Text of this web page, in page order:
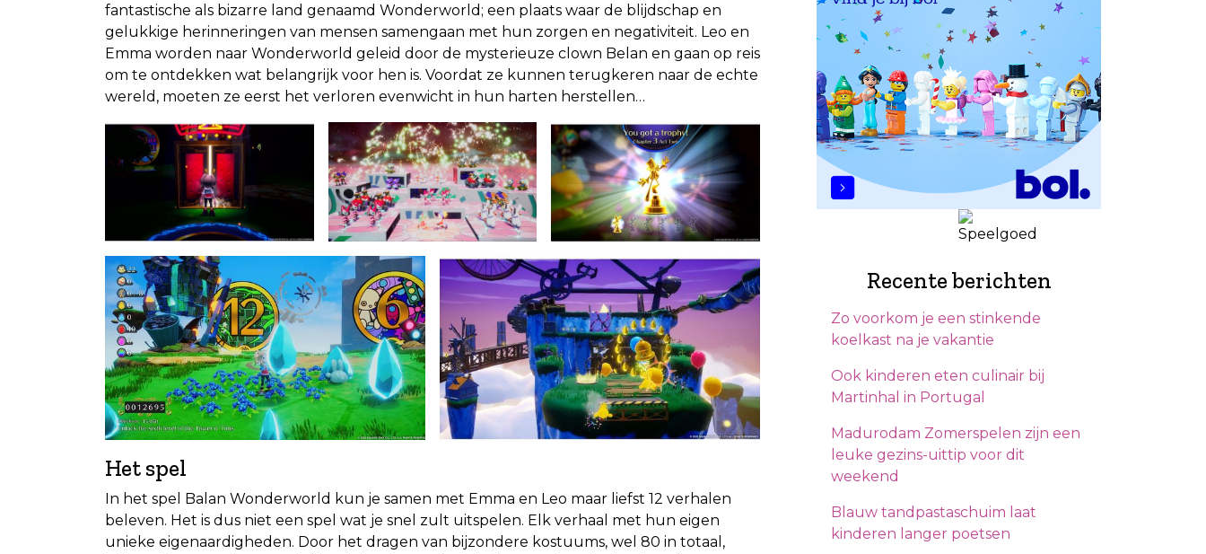
fantastische als bizarre land genaamd Wonderworld; een plaats waar de blijdschap en
gelukkige herinneringen van mensen samengaan met hun zorgen en negativiteit. Leo en
Emma worden naar Wonderworld geleid door de mysterieuze clown Belan en gaan op reis
om te ontdekken wat belangrijk voor hen is. Voordat ze kunnen terugkeren naar de echte
wereld, moeten ze eerst het verloren evenwicht in hun harten herstellen…
Het spel
In het spel Balan Wonderworld kun je samen met Emma en Leo maar liefst 12 verhalen
beleven. Het is dus niet een spel wat je snel zult uitspelen. Elk verhaal met hun eigen
unieke eigenaardigheden. Door het dragen van bijzondere kostuums, wel 80 in totaal,
Recente berichten
Zo voorkom je een stinkende
koelkast na je vakantie
Ook kinderen eten culinair bij
Martinhal in Portugal
Madurodam Zomerspelen zijn een
leuke gezins-uittip voor dit
weekend
Blauw tandpastaschuim laat
kinderen langer poetsen